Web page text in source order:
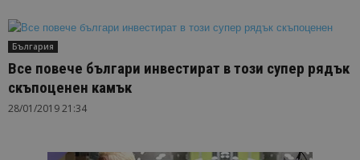
България
Все повече българи инвестират в този супер рядък
скъпоценен камък
28/01/2019 21:34